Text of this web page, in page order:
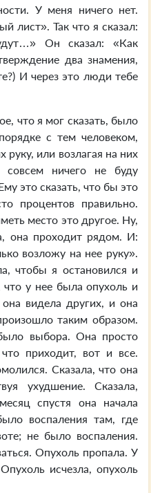
У меня ничего нет.
лист». Так что я сказал:
Он сказал: «Как
два знамения,
И через это люди тебе
что я мог сказать, было
с тем человеком,
руку, или возлагая на них
ничего не буду
это сказать, что бы это
процентов правильно.
место это другое. Ну,
она проходит рядом. И:
возложу на нее руку».
чтобы я остановился и
что у нее была опухоль и
видела других, и она
таким образом.
выбора. Она просто
приходит, вот и все.
Сказала, что она
ухудшение. Сказала,
спустя она начала
воспаления там, где
не было воспаления.
Опухоль пропала. У
исчезла, опухоль